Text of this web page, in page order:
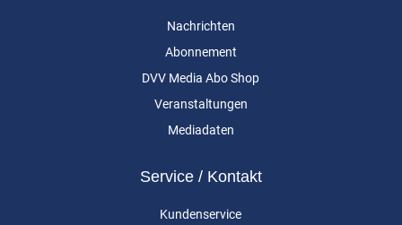
Nachrichten
Abonnement
DVV Media Abo Shop
Veranstaltungen
Mediadaten
Service / Kontakt
Kundenservice